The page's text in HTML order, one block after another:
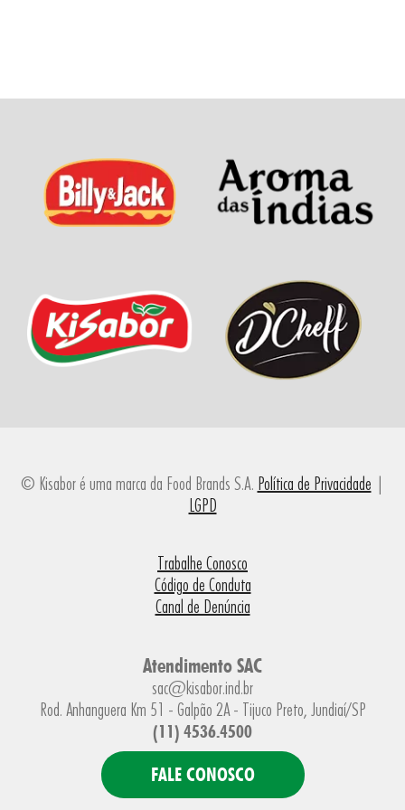
© Kisabor é uma marca da Food Brands S.A. Política de Privacidade |
LGPD
Trabalhe Conosco
Código de Conduta
Canal de Denúncia
Atendimento SAC
sac@kisabor.ind.br
Rod. Anhanguera Km 51 - Galpão 2A - Tijuco Preto, Jundiaí/SP
(11) 4536.4500
FALE CONOSCO